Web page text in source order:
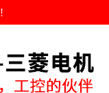
！